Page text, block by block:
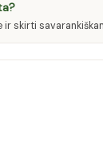
skirti